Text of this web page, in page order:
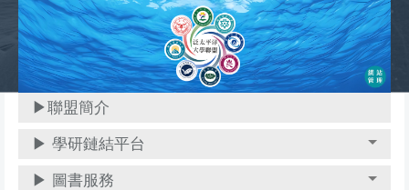
跳
到
主
要
▶聯盟簡介
▶ 學研鏈結平台
▶ 圖書服務